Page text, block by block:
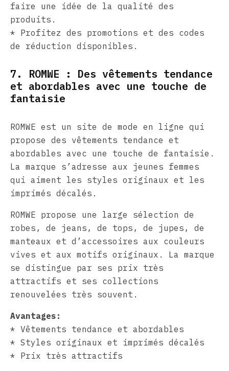
faire une idée de la qualité des
produits.
* Profitez des promotions et des codes
de réduction disponibles.
7. ROMWE : Des vêtements tendance
et abordables avec une touche de
fantaisie
ROMWE est un site de mode en ligne qui
propose des vêtements tendance et
abordables avec une touche de fantaisie.
La marque s’adresse aux jeunes femmes
qui aiment les styles originaux et les
imprimés décalés.
ROMWE propose une large sélection de
robes, de jeans, de tops, de jupes, de
manteaux et d’accessoires aux couleurs
vives et aux motifs originaux. La marque
se distingue par ses prix très
attractifs et ses collections
renouvelées très souvent.
Avantages:
* Vêtements tendance et abordables
* Styles originaux et imprimés décalés
* Prix très attractifs